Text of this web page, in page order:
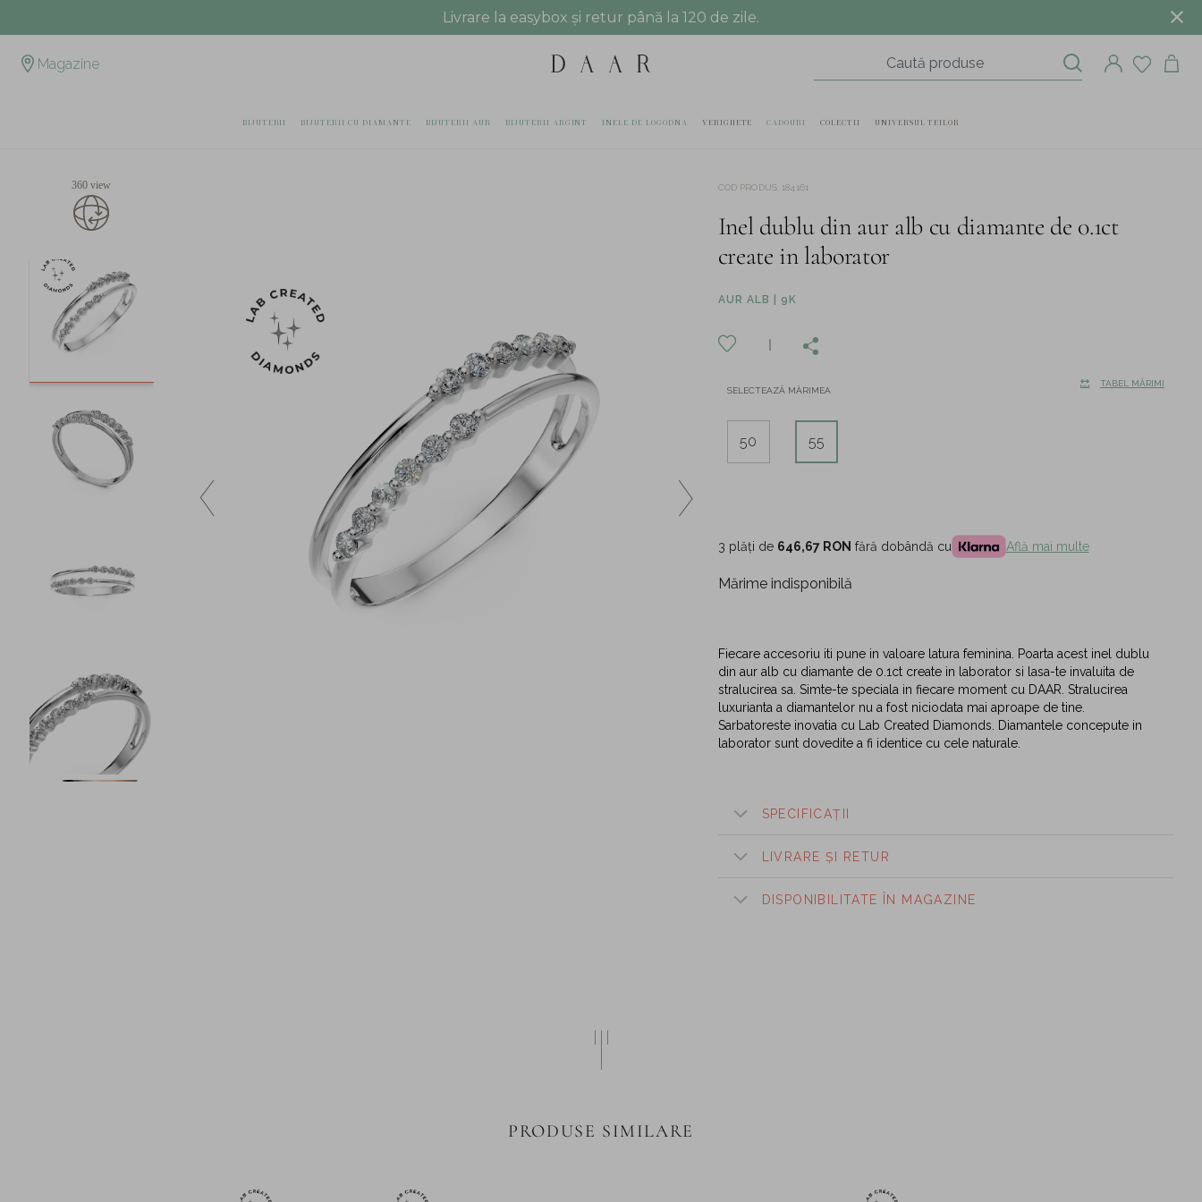
Livrare la easybox și retur până la 120 de zile.
Magazine
BIJUTERII BIJUTERII CU DIAMANTE BIJUTERII AUR BIJUTERII ARGINT INELE DE LOGODNA VERIGHETE CADOURI COLECTII UNIVERSUL TEILOR
360 view COD PRODUS: 184161
Inel dublu din aur alb cu diamante de 0.1ct
create in laborator
AUR ALB | 9K
SELECTEAZĂ MĂRIMEA
TABEL MĂRIMI
50 55
3 plăți de 646,67 RON fără dobândă cu Află mai multe
Mărime indisponibilă
Fiecare accesoriu iti pune in valoare latura feminina. Poarta acest inel dublu
din aur alb cu diamante de 0.1ct create in laborator si lasa-te invaluita de
stralucirea sa. Simte-te speciala in fiecare moment cu DAAR. Stralucirea
luxurianta a diamantelor nu a fost niciodata mai aproape de tine.
Sarbatoreste inovatia cu Lab Created Diamonds. Diamantele concepute in
laborator sunt dovedite a fi identice cu cele naturale.
SPECIFICAȚII
LIVRARE ȘI RETUR
DISPONIBILITATE ÎN MAGAZINE
PRODUSE SIMILARE